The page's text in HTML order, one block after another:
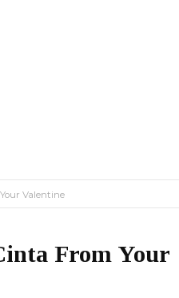
Valentine
From Your